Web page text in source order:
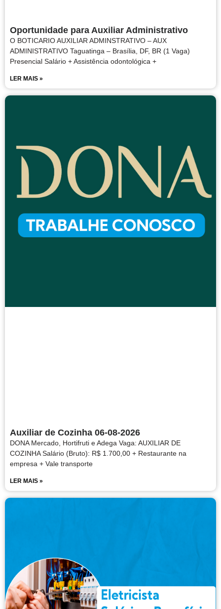
Oportunidade para Auxiliar Administrativo
O BOTICARIO AUXILIAR ADMINSTRATIVO – AUX
ADMINISTRATIVO Taguatinga – Brasília, DF, BR (1 Vaga)
Presencial Salário + Assistência odontológica +
LER MAIS »
Auxiliar de Cozinha 06-08-2026
DONA Mercado, Hortifruti e Adega Vaga: AUXILIAR DE
COZINHA Salário (Bruto): R$ 1.700,00 + Restaurante na
empresa + Vale transporte
LER MAIS »